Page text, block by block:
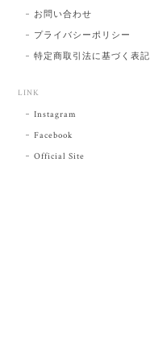
お問い合わせ
プライバシーポリシー
特定商取引法に基づく表記
LINK
Instagram
Facebook
Official Site